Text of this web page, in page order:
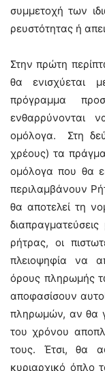
συμμετοχή των
ρευστότητας ή
Στην πρώτη
θα ενισχύεται
πρόγραμμα
ενθαρρύνονται
ομόλογα. Στη
χρέους) τα
ομόλογα που θα
περιλαμβάνουν
θα αποτελεί τη
ρήτρας, οι
πλειοψηφία να
όρους πληρωμής
αποφασίσουν
πληρωμών, αν θα
του χρόνου
τους. Έτσι, θα
κυριαρχικό όπλο